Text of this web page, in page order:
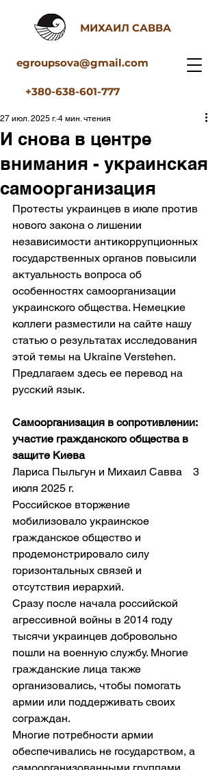
МИХАИЛ САВВА
egroupsova@gmail.com
+380-638-601-777
И снова в центре
внимания - украинская
самоорганизация
27 июл. 2025 г. 4 мин. чтения
Протесты украинцев в июле против
нового закона о лишении
независимости антикоррупционных
государственных органов повысили
актуальность вопроса об
особенностях самоорганизации
украинского общества. Немецкие
коллеги разместили на сайте нашу
статью о результатах исследования
этой темы на Ukraine Verstehen.
Предлагаем здесь ее перевод на
русский язык.
Самоорганизация в сопротивлении:
участие гражданского общества в
защите Киева
Лариса Пыльгун и Михаил Савва 3
июля 2025 г.
Российское вторжение
мобилизовало украинское
гражданское общество и
продемонстрировало силу
горизонтальных связей и
отсутствия иерархий.
Сразу после начала российской
агрессивной войны в 2014 году
тысячи украинцев добровольно
пошли на военную службу. Многие
гражданские лица также
организовались, чтобы помогать
армии или поддерживать своих
сограждан.
Многие потребности армии
обеспечивались не государством, а